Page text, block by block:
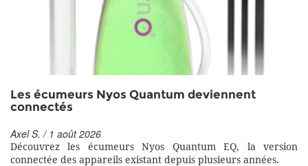
Les écumeurs Nyos Quantum deviennent
connectés
Axel S. / 1 août 2026
Découvrez les écumeurs Nyos Quantum EQ, la version
connectée des appareils existant depuis plusieurs années.